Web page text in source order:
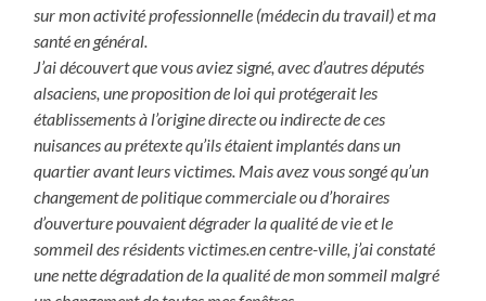
sur mon activité professionnelle (médecin du travail) et ma
santé en général.
J’ai découvert que vous aviez signé, avec d’autres députés
alsaciens, une proposition de loi qui protégerait les
établissements à l’origine directe ou indirecte de ces
nuisances au prétexte qu’ils étaient implantés dans un
quartier avant leurs victimes. Mais avez vous songé qu’un
changement de politique commerciale ou d’horaires
d’ouverture pouvaient dégrader la qualité de vie et le
sommeil des résidents victimes.en centre-ville, j’ai constaté
une nette dégradation de la qualité de mon sommeil malgré